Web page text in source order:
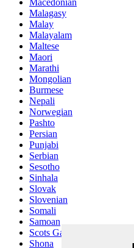
Malagasy
Malay
Malayalam
Maltese
Maori
Marathi
Mongolian
Burmese
Nepali
Norwegian
Pashto
Persian
Punjabi
Serbian
Sesotho
Sinhala
Slovak
Slovenian
Somali
Samoan
Scots Gaelic
Shona